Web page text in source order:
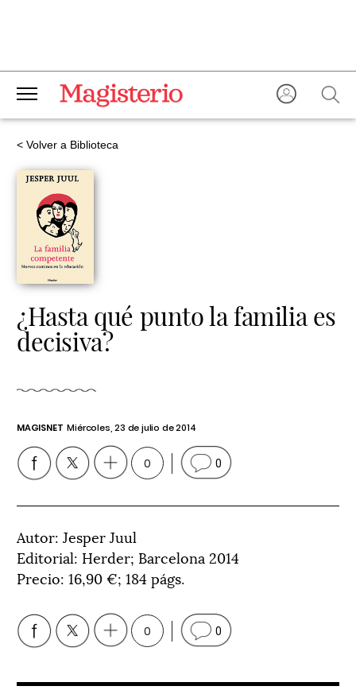
< Volver a Biblioteca
¿Hasta qué punto la familia es
decisiva?
MAGISNET Miércoles, 23 de julio de 2014
0 0
Autor: Jesper Juul
Editorial: Herder; Barcelona 2014
Precio: 16,90 €; 184 págs.
0 0